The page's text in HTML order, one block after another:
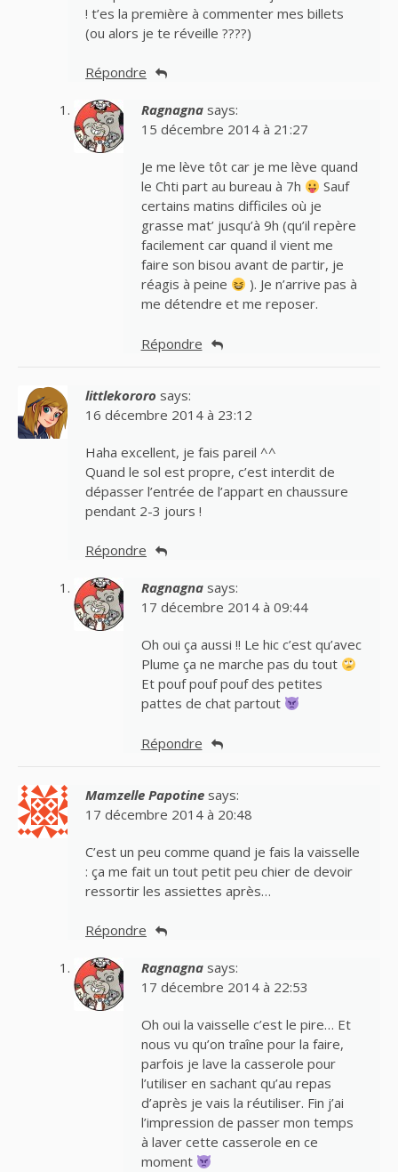
! t’es la première à commenter mes billets
(ou alors je te réveille ????)
Répondre
Ragnagna says:
15 décembre 2014 à 21:27
Je me lève tôt car je me lève quand
le Chti part au bureau à 7h
Sauf
certains matins difficiles où je
grasse mat’ jusqu’à 9h (qu’il repère
facilement car quand il vient me
faire son bisou avant de partir, je
réagis à peine
). Je n’arrive pas à
me détendre et me reposer.
Répondre
littlekororo says:
16 décembre 2014 à 23:12
Haha excellent, je fais pareil ^^
Quand le sol est propre, c’est interdit de
dépasser l’entrée de l’appart en chaussure
pendant 2-3 jours !
Répondre
Ragnagna says:
17 décembre 2014 à 09:44
Oh oui ça aussi !! Le hic c’est qu’avec
Plume ça ne marche pas du tout
Et pouf pouf pouf des petites
pattes de chat partout
Répondre
Mamzelle Papotine says:
17 décembre 2014 à 20:48
C’est un peu comme quand je fais la vaisselle
: ça me fait un tout petit peu chier de devoir
ressortir les assiettes après…
Répondre
Ragnagna says:
17 décembre 2014 à 22:53
Oh oui la vaisselle c’est le pire… Et
nous vu qu’on traîne pour la faire,
parfois je lave la casserole pour
l’utiliser en sachant qu’au repas
d’après je vais la réutiliser. Fin j’ai
l’impression de passer mon temps
à laver cette casserole en ce
moment